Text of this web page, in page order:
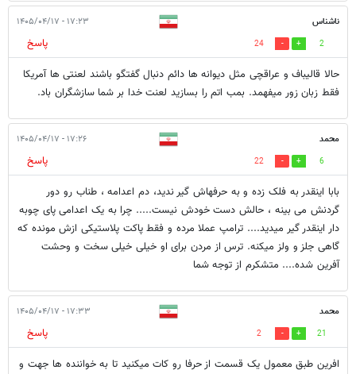
ناشناس ۱۷:۲۳ - ۱۴۰۵/۰۴/۱۷
2
24
پاسخ
حالا قالیباف و عراقچی مثل دیوانه ها دائم دنبال گفتگو باشند لعنتی ها آمریکا
فقط زبان زور میفهمد. بمب اتم را بسازید لعنت خدا بر شما سازشگران باد.
محمد ۱۷:۲۶ - ۱۴۰۵/۰۴/۱۷
6
22
پاسخ
بابا اینقدر به فلک زده و به حرفهاش گیر ندید، دم اعدامه ، طناب رو دور
گردنش می بینه ، حالش دست خودش نیست..... چرا به یک اعدامی پای چوبه
دار اینقدر گیر میدید.... ترامپ عملا مرده و فقط پاکت پلاستیکی ازش مونده که
گاهی جلز و ولز میکنه. ترس از مردن برای او خیلی خیلی سخت و وحشت
آفرین شده.... متشکرم از توجه شما
محمد ۱۷:۳۳ - ۱۴۰۵/۰۴/۱۷
21
2
پاسخ
افرین طبق معمول یک قسمت از حرفا رو کات میکنید تا به خواننده ها جهت و